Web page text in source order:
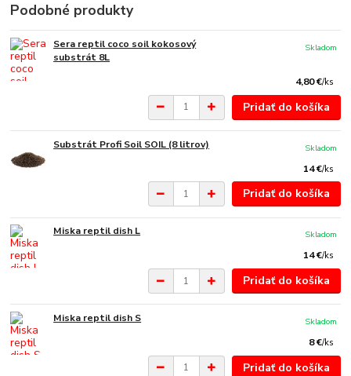
Podobné produkty
Sera reptil coco soil kokosový
substrát 8L
4,80 €/ks
Skladom
Pridať do košíka
Substrát Profi Soil SOIL (8 litrov)
14 €/ks
Skladom
Pridať do košíka
Miska reptil dish L
14 €/ks
Skladom
Pridať do košíka
Miska reptil dish S
8 €/ks
Skladom
Pridať do košíka